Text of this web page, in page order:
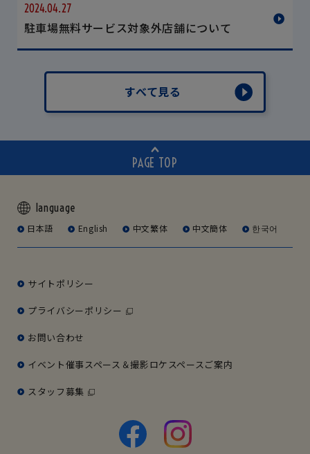
2024.04.27
駐車場無料サービス対象外店舗について
すべて見る
PAGE TOP
language
日本語 English 中文繁体 中文簡体 한국어
サイトポリシー
プライバシーポリシー
お問い合わせ
イベント催事スペース＆撮影ロケスペースご案内
スタッフ募集